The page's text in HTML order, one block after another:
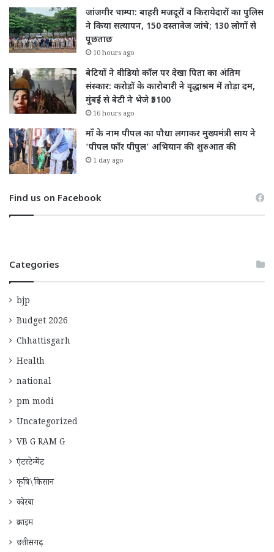
जांजगीर चाम्पा: बाहरी मजदूरों व किरायेदारों का पुलिस
ने किया सत्यापन, 150 दस्तावेज जांचे; 130 लोगों से
पूछताछ
10 hours ago
बेटियों ने वीडियो कॉल पर देखा पिता का अंतिम
संस्कार: करोड़ों के कारोबारी ने वृद्धाश्रम में तोड़ा दम,
मुंबई से बेटी ने भेजे ₹5100
16 hours ago
माँ के नाम पीपल का पौधा लगाकर मुख्यमंत्री साय ने
‘पीपल फॉर पीपुल’ अभियान की शुरुआत की
1 day ago
Find us on Facebook
Categories
bjp
Budget 2026
Chhattisgarh
Health
national
pm modi
Uncategorized
VB G RAM G
एंटरटेन्मेंट
कृषि\किसान
कोरबा
क्राइम
छत्तीसगढ़